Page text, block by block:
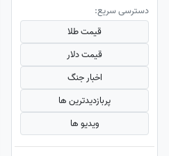
دسترسی سریع:
قیمت طلا
قیمت دلار
اخبار جنگ
پربازدید‌ترین ها
ویدیو ها